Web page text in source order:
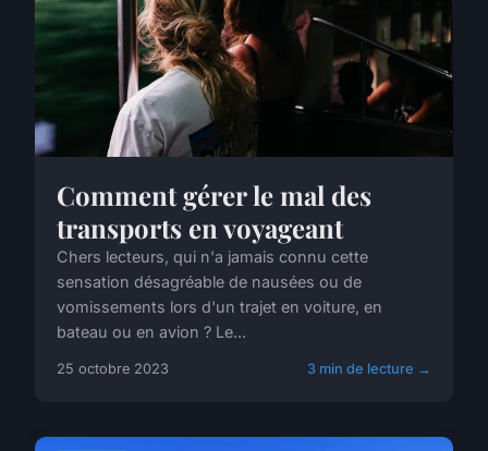
Comment gérer le mal des
transports en voyageant
Chers lecteurs, qui n'a jamais connu cette
sensation désagréable de nausées ou de
vomissements lors d'un trajet en voiture, en
bateau ou en avion ? Le...
25 octobre 2023 3 min de lecture →